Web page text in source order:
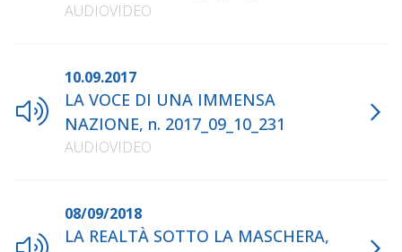
AUDIOVIDEO
10.09.2017
LA VOCE DI UNA IMMENSA
NAZIONE, n. 2017_09_10_231
AUDIOVIDEO
08/09/2018
LA REALTÀ SOTTO LA MASCHERA,